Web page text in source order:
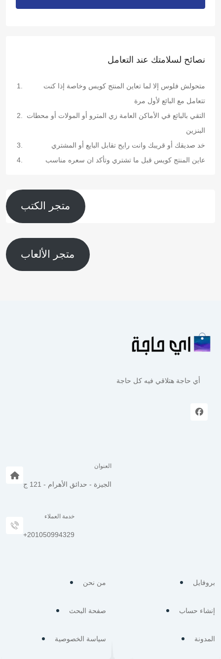
نصائح لسلامتك عند التعامل
متحولش فلوس إلا لما تعاين المنتج كويس وخاصة إذا كنت
تتعامل مع البائع لأول مرة
البنزين
خد صديقك أو قريبك وانت رايح تقابل البايع أو المشتري
عاين المنتج كويس قبل ما تشتري وتأكد ان سعره مناسب
متجر الكتب
متجر الألعاب
أي حاجة هتلاقي فيه كل حاجة
العنوان
الجيزة - حدائق الأهرام - 121 ج
خدمة العملاء
⁦+201050994329⁩
من نحن
صفحة البحث
سياسة الخصوصية
بروفايل
إنشاء حساب
المدونة